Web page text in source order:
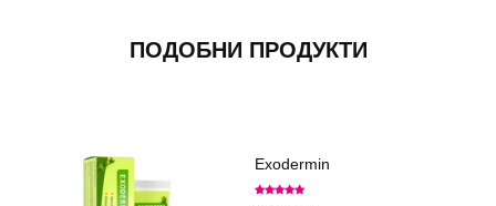
ПОДОБНИ ПРОДУКТИ
Exodermin